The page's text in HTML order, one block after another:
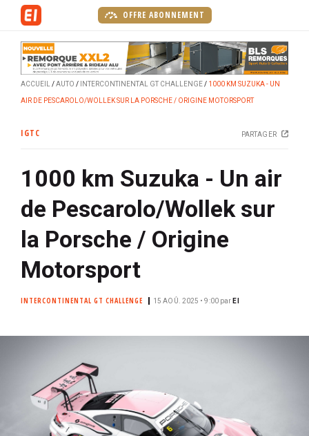
OFFRE ABONNEMENT
ACCUEIL AUTO INTERCONTINENTAL GT CHALLENGE 1000 KM SUZUKA - UN
AIR DE PESCAROLO/WOLLEK SUR LA PORSCHE / ORIGINE MOTORSPORT
IGTC PARTAGER
1000 km Suzuka - Un air
de Pescarolo/Wollek sur
la Porsche / Origine
Motorsport
INTERCONTINENTAL GT CHALLENGE 15 AOÛ. 2025 • 9:00 par EI